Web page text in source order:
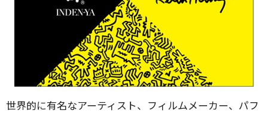
世界的に有名なアーティスト、フィルムメーカー、パフ